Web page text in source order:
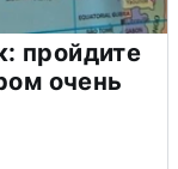
пройдите
очень